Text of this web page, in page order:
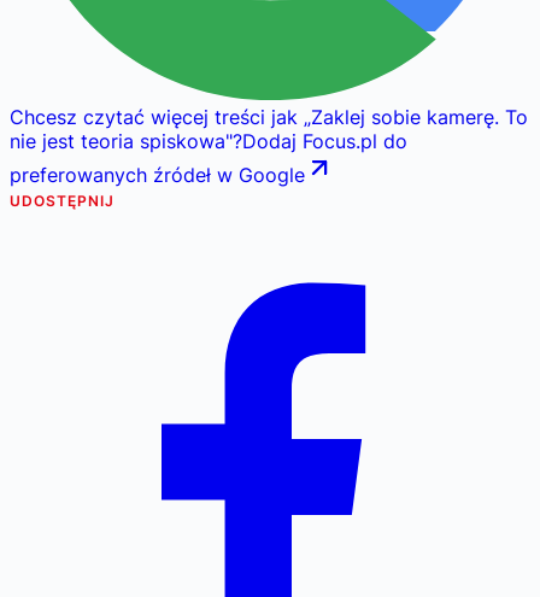
Chcesz czytać więcej treści jak „Zaklej sobie kamerę. To
nie jest teoria spiskowa"?Dodaj Focus.pl do
preferowanych źródeł w Google
UDOSTĘPNIJ